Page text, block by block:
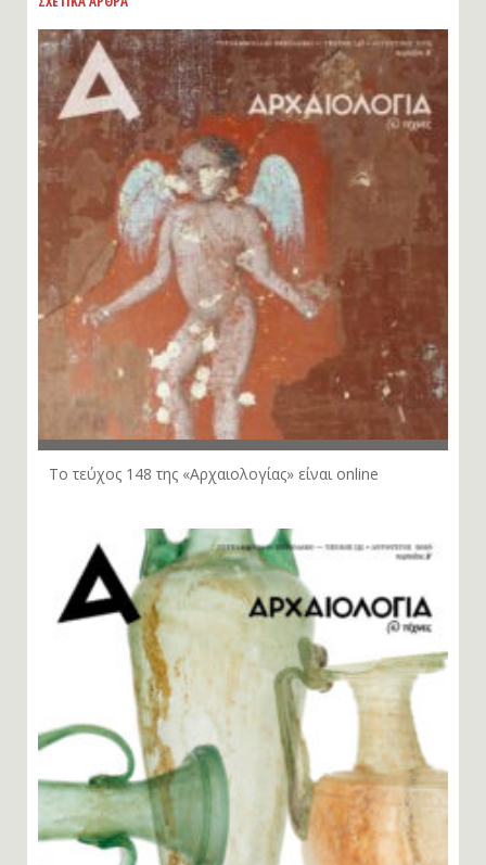
Το τεύχος 148 της «Αρχαιολογίας» είναι online